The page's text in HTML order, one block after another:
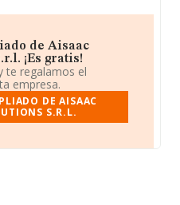
de Aisaac
¡Es gratis!
te regalamos el
empresa.
DE AISAAC
S.R.L.